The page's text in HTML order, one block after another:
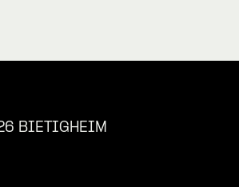
BIETIGHEIM